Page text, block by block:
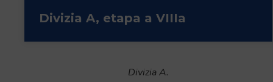
Divizia A, etapa a VIIIa
Divizia A.